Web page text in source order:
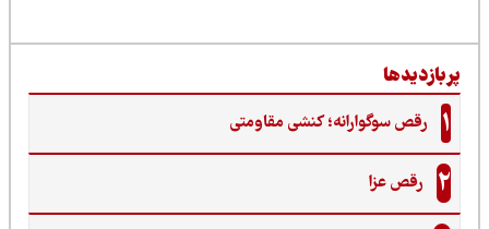
رقص سوگوارانه؛ کنشی مقاومتی
رقص عزا